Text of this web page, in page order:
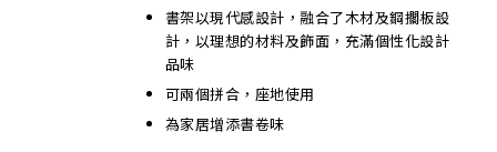
書架以現代感設計，融合了木材及鋼擱板設
計，以理想的材料及飾面，充滿個性化設計
品味
可兩個拼合，座地使用
為家居增添書卷味